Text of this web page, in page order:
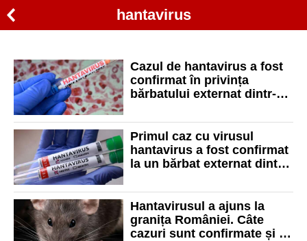
hantavirus
Cazul de hantavirus a fost
confirmat în privința
bărbatului externat dintr-un
este cea asociată
șoarecilor
Primul caz cu virusul
hantavirus a fost confirmat
la un bărbat externat dintr-
declanșat anchetă
epidemiologică
Hantavirusul a ajuns la
granița României. Câte
cazuri sunt confirmate și ce